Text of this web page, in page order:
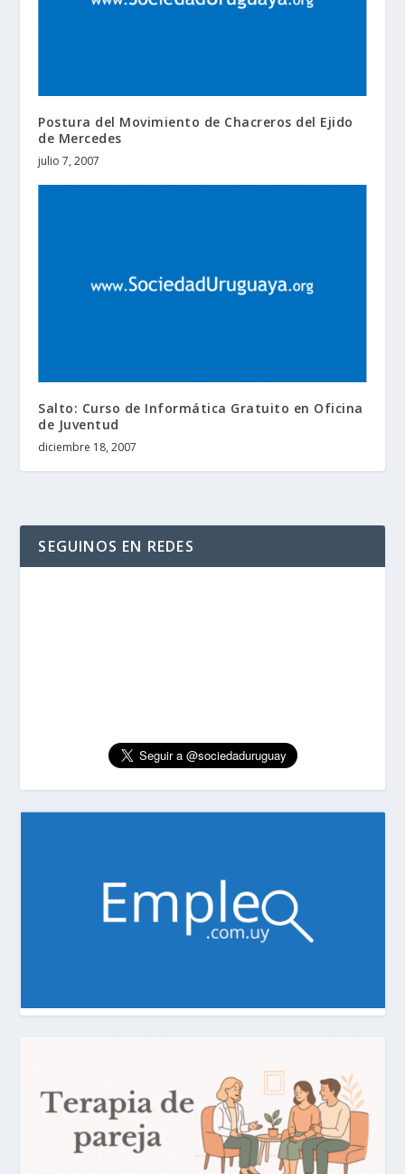
Postura del Movimiento de Chacreros del Ejido
de Mercedes
julio 7, 2007
Salto: Curso de Informática Gratuito en Oficina
de Juventud
diciembre 18, 2007
SEGUINOS EN REDES